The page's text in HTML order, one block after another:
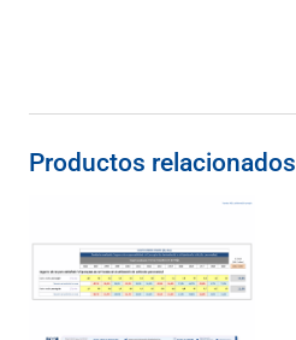
Productos relacionados